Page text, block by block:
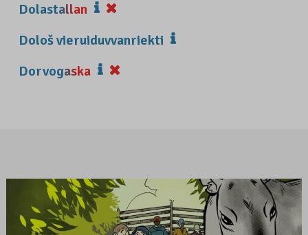
Dolastallan
Dološ vieruiduvvanriekti
Dorvogaska